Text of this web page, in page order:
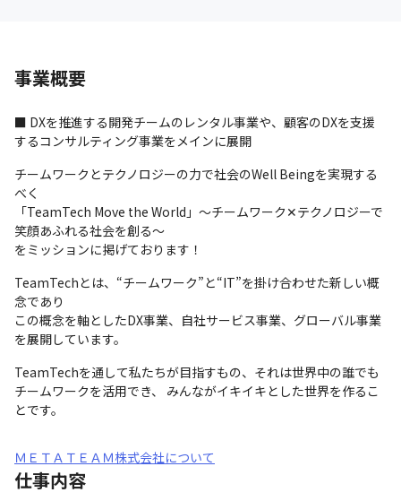
事業概要
■ DXを推進する開発チームのレンタル事業や、顧客のDXを支援
するコンサルティング事業をメインに展開
チームワークとテクノロジーの力で社会のWell Beingを実現する
べく
「TeamTech Move the World」〜チームワーク✕テクノロジーで
笑顔あふれる社会を創る〜
をミッションに掲げております！
TeamTechとは、“チームワーク”と“IT”を掛け合わせた新しい概
念であり
この概念を軸としたDX事業、自社サービス事業、グローバル事業
を展開しています。
TeamTechを通して私たちが目指すもの、それは世界中の誰でも
チームワークを活用でき、 みんながイキイキとした世界を作るこ
とです。
ＭＥＴＡＴＥＡＭ株式会社について
仕事内容